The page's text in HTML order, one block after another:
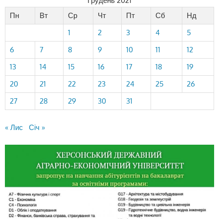
Пн
Вт Ср Чт Пт Сб
Нд
1
2 3 4
5
6
7 8 9 10 11
12
13
14 15 16 17 18
19
20
21 22 23 24 25
26
27
28 29 30 31
« Лис Січ »